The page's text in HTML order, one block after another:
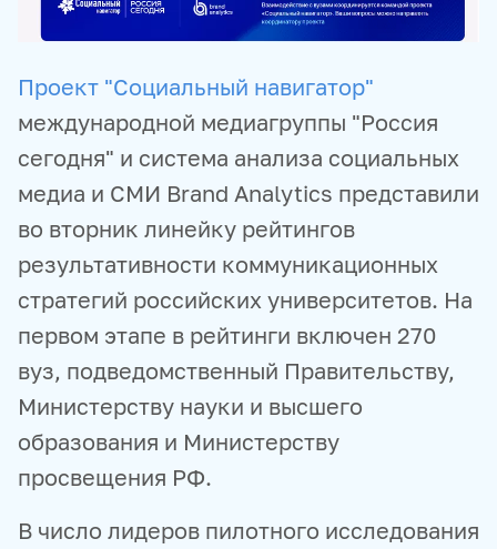
Проект "Социальный навигатор"
международной медиагруппы "Россия
сегодня" и система анализа социальных
медиа и СМИ Brand Analytics представили
во вторник линейку рейтингов
результативности коммуникационных
стратегий российских университетов. На
первом этапе в рейтинги включен 270
вуз, подведомственный Правительству,
Министерству науки и высшего
образования и Министерству
просвещения РФ.
В число лидеров пилотного исследования